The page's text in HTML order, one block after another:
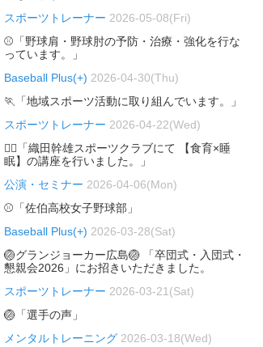
スポーツトレーナー 2026-05-08(Fri)
⚾「野球肩・野球肘の予防・治療・強化を行な
っています。」
Baseball Plus(+) 2026-04-30(Thu)
🏃「地域スポーツ活動に取り組んでいます。」
スポーツトレーナー 2026-04-22(Wed)
🏃‍♂️「織田幹雄スポーツクラブにて 【食育×睡
眠】の講座を行いました。」
公演・セミナー 2026-04-06(Mon)
⚾「佐伯高校女子野球部」
Baseball Plus(+) 2026-03-28(Sat)
🏐グランジョーカー広島🏐 「卒団式・入団式・
懇親会2026」にお招きいただきました。
スポーツトレーナー 2026-03-21(Sat)
🏐「選手の声」
メンタルトレーニング 2026-03-18(Wed)